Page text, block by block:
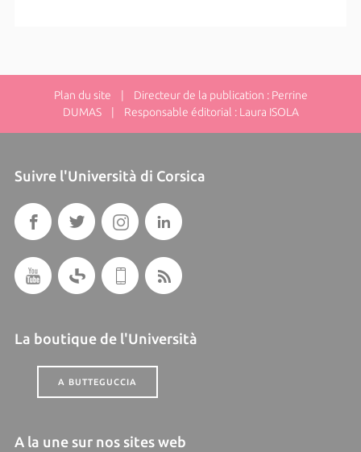
Plan du site | Directeur de la publication : Perrine
DUMAS | Responsable éditorial : Laura ISOLA
Suivre l'Università di Corsica
La boutique de l'Università
A BUTTEGUCCIA
A la une sur nos sites web